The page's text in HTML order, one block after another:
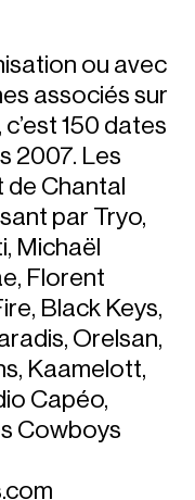
ou avec
associés sur
150 dates
2007. Les
Chantal
par Tryo,
Michaël
Florent
Black Keys,
Orelsan,
Kaamelott,
Capéo,
Cowboys